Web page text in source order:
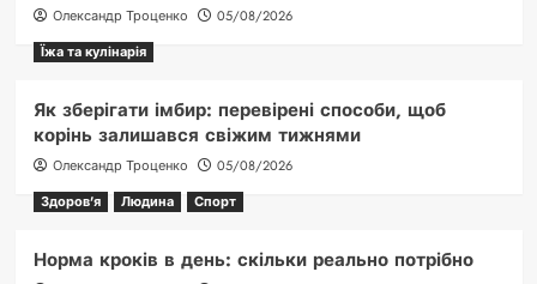
Олександр Троценко
05/08/2026
Їжа та кулінарія
Як зберігати імбир: перевірені способи, щоб
корінь залишався свіжим тижнями
Олександр Троценко
05/08/2026
Здоров'я
Людина Спорт
Норма кроків в день: скільки реально потрібно